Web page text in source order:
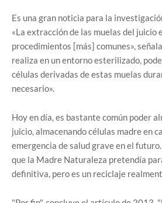
Es una gran noticia para la
«La extracción de las muelas del juicio
procedimientos [más] comunes»,
realiza en un entorno esterilizado,
células derivadas de estas muelas
necesario».
Hoy en día, es bastante común poder
juicio, almacenando células madre en
emergencia de salud grave en el
que la Madre Naturaleza pretendía
definitiva, pero es un reciclaje